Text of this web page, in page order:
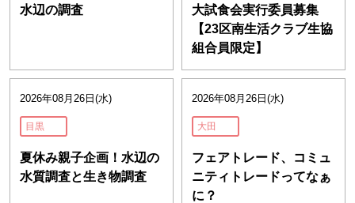
水辺の調査
大試食会実行委員募集
【23区南生活クラブ生協
組合員限定】
2026年08月26日(水)
目黒
夏休み親子企画！水辺の
水質調査と生き物調査
2026年08月26日(水)
大田
フェアトレード、コミュ
ニティトレードってなぁ
に？